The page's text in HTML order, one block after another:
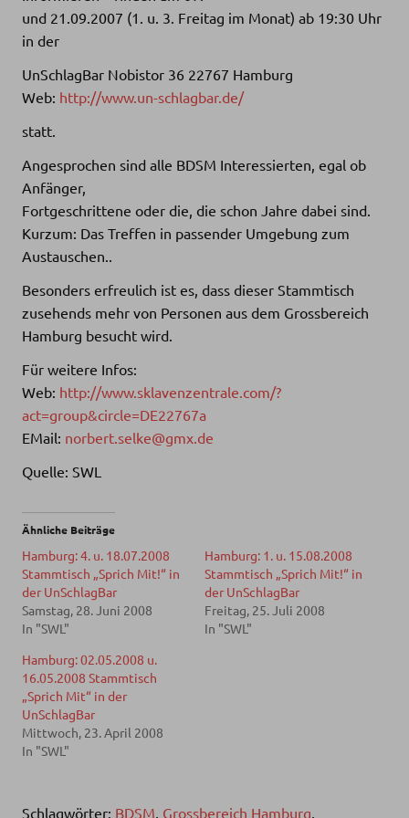
und 21.09.2007 (1. u. 3. Freitag im Monat) ab 19:30 Uhr
in der
UnSchlagBar Nobistor 36 22767 Hamburg
Web: http://www.un-schlagbar.de/
statt.
Angesprochen sind alle BDSM Interessierten, egal ob
Anfänger,
Fortgeschrittene oder die, die schon Jahre dabei sind.
Kurzum: Das Treffen in passender Umgebung zum
Austauschen..
Besonders erfreulich ist es, dass dieser Stammtisch
zusehends mehr von Personen aus dem Grossbereich
Hamburg besucht wird.
Für weitere Infos:
Web: http://www.sklavenzentrale.com/?
act=group&circle=DE22767a
EMail: norbert.selke@gmx.de
Quelle: SWL
Ähnliche Beiträge
Hamburg: 4. u. 18.07.2008
Stammtisch „Sprich Mit!“ in
der UnSchlagBar
Samstag, 28. Juni 2008
In "SWL"
Hamburg: 1. u. 15.08.2008
Stammtisch „Sprich Mit!“ in
der UnSchlagBar
Freitag, 25. Juli 2008
In "SWL"
Hamburg: 02.05.2008 u.
16.05.2008 Stammtisch
„Sprich Mit“ in der
UnSchlagBar
Mittwoch, 23. April 2008
In "SWL"
Schlagwörter: BDSM Grossbereich Hamburg